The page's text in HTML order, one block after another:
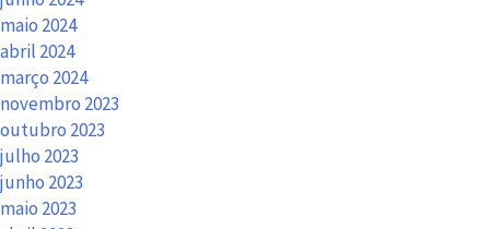
maio 2024
abril 2024
março 2024
novembro 2023
outubro 2023
julho 2023
junho 2023
maio 2023